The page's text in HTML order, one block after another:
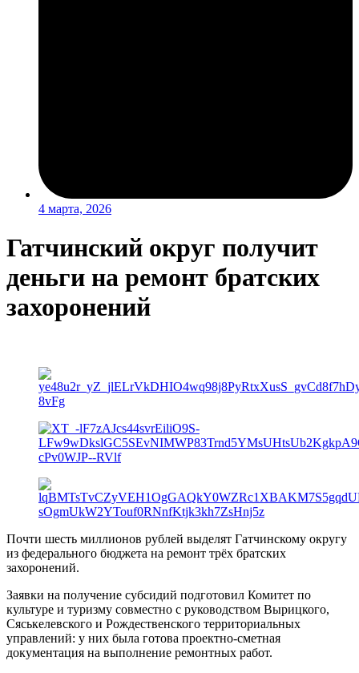
4 марта, 2026
Гатчинский округ получит
деньги на ремонт братских
захоронений
Почти шесть миллионов рублей выделят Гатчинскому округу
из федерального бюджета на ремонт трёх братских
захоронений.
Заявки на получение субсидий подготовил Комитет по
культуре и туризму совместно с руководством Вырицкого,
Сяськелевского и Рождественского территориальных
управлений: у них была готова проектно-сметная
документация на выполнение ремонтных работ.